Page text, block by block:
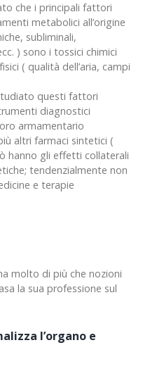
che i principali fattori
metabolici all’origine
subliminali,
) sono i tossici chimici
( qualità dell’aria, campi
questi fattori
diagnostici
armamentario
altri farmaci sintetici (
hanno gli effetti collaterali
tendenzialmente non
e terapie
molto di più che nozioni
la sua professione sul
l’organo e